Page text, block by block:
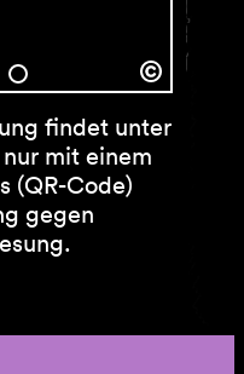
findet unter
mit einem
(QR-Code)
gegen